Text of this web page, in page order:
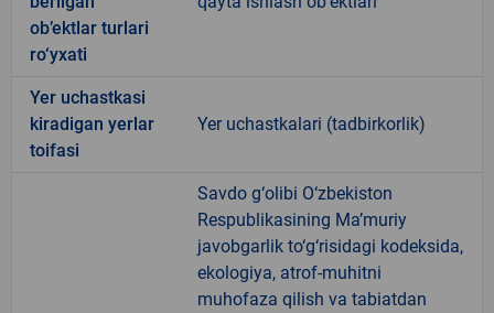
ob’ektlar turlari
ro‘yxati
Yer uchastkasi
kiradigan yerlar
toifasi
Yer uchastkalari (tadbirkorlik)
Savdo g‘olibi O‘zbekiston
Respublikasining Ma’muriy
javobgarlik to‘g‘risidagi kodeksida,
ekologiya, atrof-muhitni
muhofaza qilish va tabiatdan